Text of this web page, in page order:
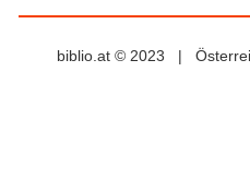
biblio.at © 2023 |